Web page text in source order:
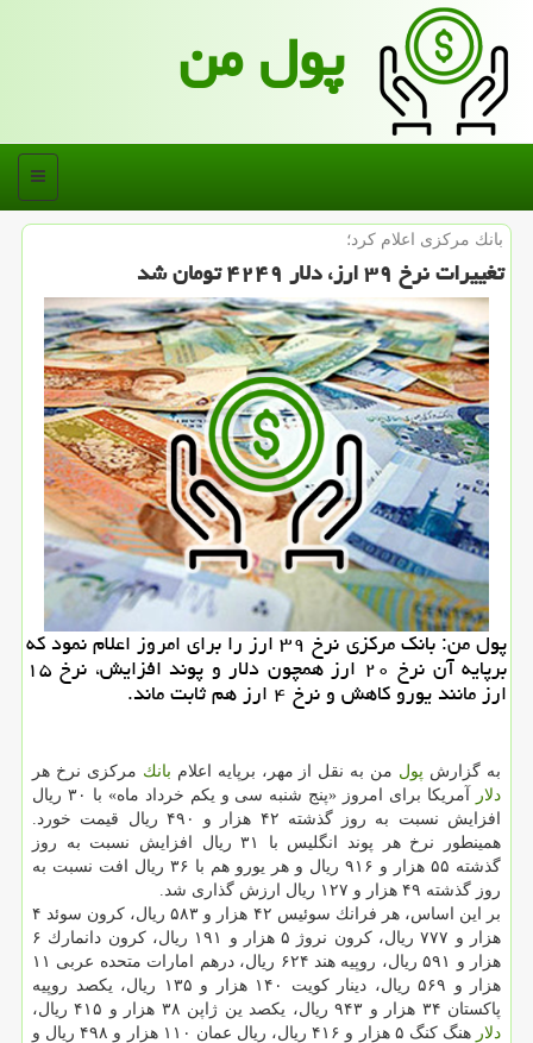
پول من
منو
بانك مركزی اعلام كرد؛
تغییرات نرخ ۳۹ ارز، دلار ۴۲۴۹ تومان شد
پول من: بانك مركزی نرخ ۳۹ ارز را برای امروز اعلام نمود كه
برپایه آن نرخ ۲۰ ارز همچون دلار و پوند افزایش، نرخ ۱۵
ارز مانند یورو كاهش و نرخ ۴ ارز هم ثابت ماند.
به گزارش پول من به نقل از مهر، برپایه اعلام بانك مركزی نرخ هر
دلار
آمریكا برای امروز «پنج شنبه سی و یكم خرداد ماه» با ۳۰ ریال
افزایش نسبت به روز گذشته ۴۲ هزار و ۴۹۰ ریال قیمت خورد.
همینطور نرخ هر پوند انگلیس با ۳۱ ریال افزایش نسبت به روز
گذشته ۵۵ هزار و ۹۱۶ ریال و هر یورو هم با ۳۶ ریال افت نسبت به
روز گذشته ۴۹ هزار و ۱۲۷ ریال ارزش گذاری شد.
بر این اساس، هر فرانك سوئیس ۴۲ هزار و ۵۸۳ ریال، كرون سوئد ۴
هزار و ۷۷۷ ریال، كرون نروژ ۵ هزار و ۱۹۱ ریال، كرون دانمارك ۶
هزار و ۵۹۱ ریال، روپیه هند ۶۲۴ ریال، درهم امارات متحده عربی ۱۱
هزار و ۵۶۹ ریال، دینار كویت ۱۴۰ هزار و ۱۳۵ ریال، یكصد روپیه
پاكستان ۳۴ هزار و ۹۴۳ ریال، یكصد ین ژاپن ۳۸ هزار و ۴۱۵ ریال،
دلار هنگ كنگ ۵ هزار و ۴۱۶ ریال، ریال عمان ۱۱۰ هزار و ۴۹۸ ریال و